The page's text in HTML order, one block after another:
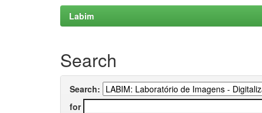
Labim
Search
Search:
for